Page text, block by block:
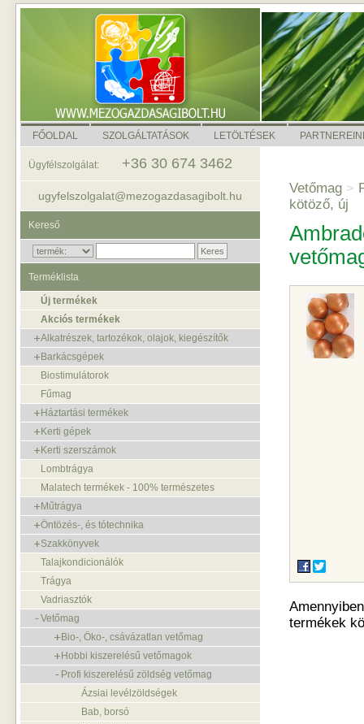
FŐOLDAL SZOLGÁLTATÁSOK LETÖLTÉSEK
Vetőmag >
kötöző, új
termékek
Ügyfélszolgálat: +36 30 674 3462
ugyfelszolgalat@mezogazdasagibolt.hu
Kereső
Terméklista
Új termékek
Akciós termékek
Alkatrészek, tartozékok, olajok, kiegészítők
Barkácsgépek
Biostimulátorok
Fűmag
Háztartási termékek
Kerti gépek
Kerti szerszámok
Lombtrágya
Malatech termékek - 100% természetes
Műtrágya
Öntözés-, és tótechnika
Szakkönyvek
Talajkondicionálók
Trágya
Vadriasztók
Vetőmag
Bio-, Öko-, csávázatlan vetőmag
Hobbi kiszerelésű vetőmagok
Profi kiszerelésű zöldség vetőmag
Ázsiai levélzöldségek
Bab, borsó